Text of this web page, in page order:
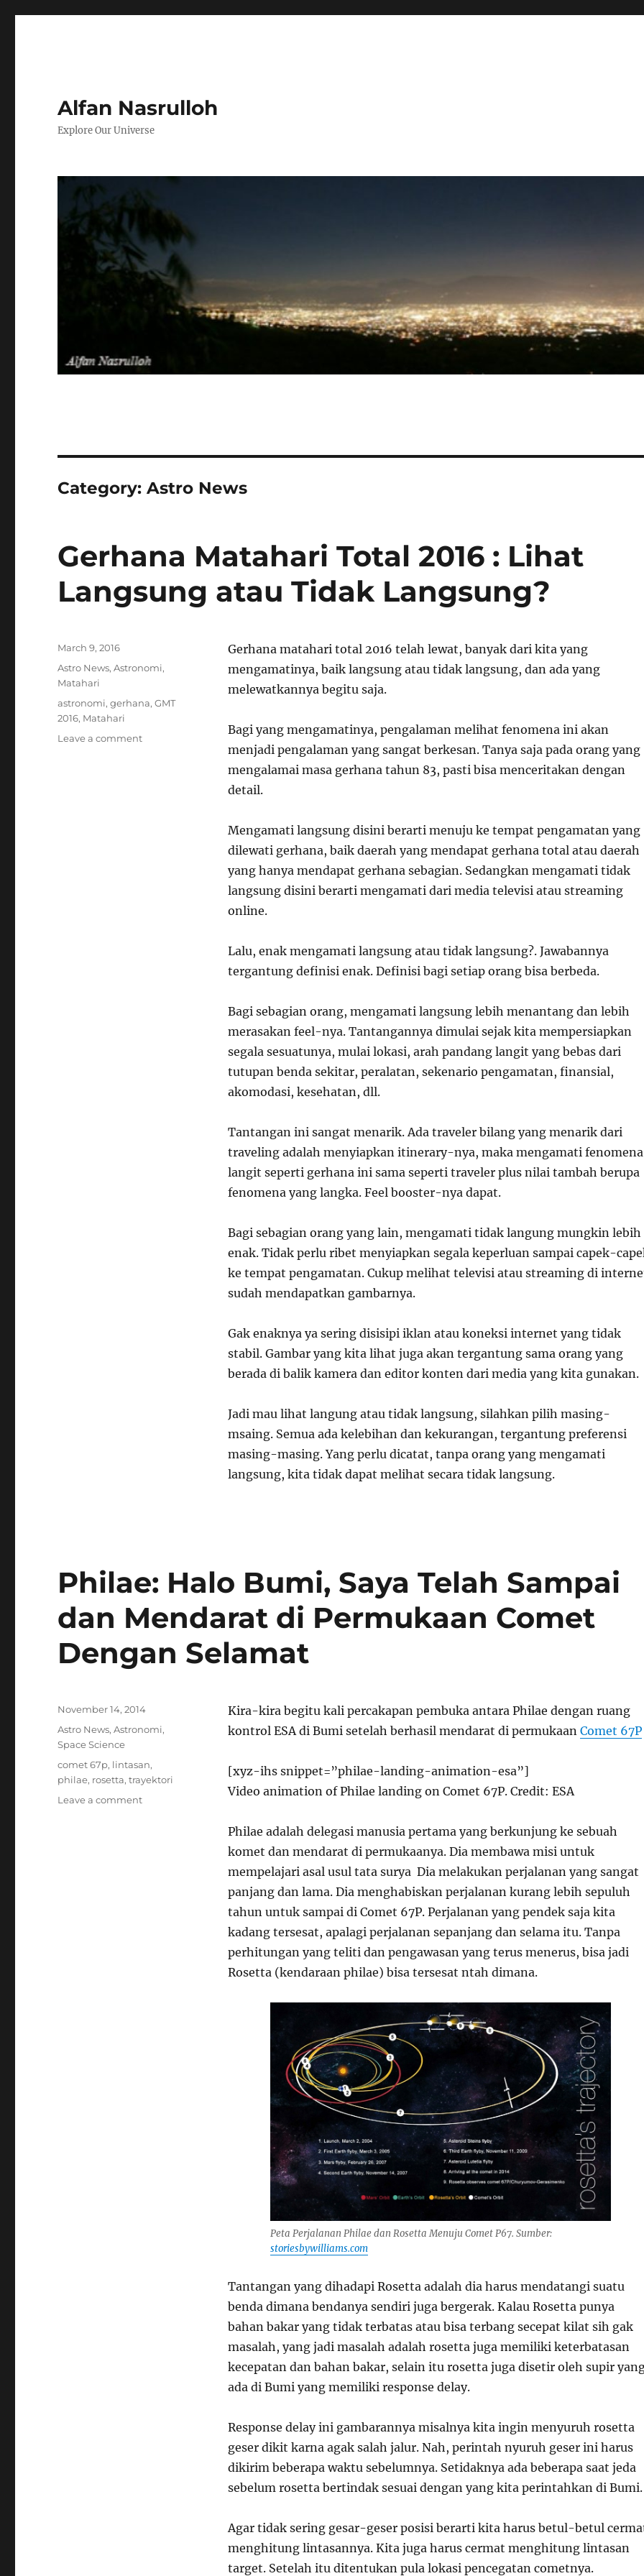
Alfan Nasrulloh
Explore Our Universe
Category:Astro News
Gerhana Matahari Total 2016 : Lihat
Langsung atau Tidak Langsung?
Gerhana matahari total 2016 telah lewat, banyak dari kita yang
mengamatinya, baik langsung atau tidak langsung, dan ada yang
melewatkannya begitu saja.
Bagi yang mengamatinya, pengalaman melihat fenomena ini akan
menjadi pengalaman yang sangat berkesan. Tanya saja pada orang yang
mengalamai masa gerhana tahun 83, pasti bisa menceritakan dengan
detail.
Mengamati langsung disini berarti menuju ke tempat pengamatan yang
dilewati gerhana, baik daerah yang mendapat gerhana total atau daerah
yang hanya mendapat gerhana sebagian. Sedangkan mengamati tidak
langsung disini berarti mengamati dari media televisi atau streaming
online.
Lalu, enak mengamati langsung atau tidak langsung?. Jawabannya
tergantung definisi enak. Definisi bagi setiap orang bisa berbeda.
Bagi sebagian orang, mengamati langsung lebih menantang dan lebih
merasakan feel-nya. Tantangannya dimulai sejak kita mempersiapkan
segala sesuatunya, mulai lokasi, arah pandang langit yang bebas dari
tutupan benda sekitar, peralatan, sekenario pengamatan, finansial,
akomodasi, kesehatan, dll.
Tantangan ini sangat menarik. Ada traveler bilang yang menarik dari
traveling adalah menyiapkan itinerary-nya, maka mengamati fenomena
langit seperti gerhana ini sama seperti traveler plus nilai tambah berupa
fenomena yang langka. Feel booster-nya dapat.
Bagi sebagian orang yang lain, mengamati tidak langung mungkin lebih
enak. Tidak perlu ribet menyiapkan segala keperluan sampai capek-
ke tempat pengamatan. Cukup melihat televisi atau streaming di
sudah mendapatkan gambarnya.
Gak enaknya ya sering disisipi iklan atau koneksi internet yang tidak
stabil. Gambar yang kita lihat juga akan tergantung sama orang yang
berada di balik kamera dan editor konten dari media yang kita gunakan.
Jadi mau lihat langung atau tidak langsung, silahkan pilih masing-
msaing. Semua ada kelebihan dan kekurangan, tergantung preferensi
masing-masing. Yang perlu dicatat, tanpa orang yang mengamati
langsung, kita tidak dapat melihat secara tidak langsung.
Posted
March 9, 2016
Categories
Astro News,Astronomi,
Matahari
Tags
astronomi,gerhana,GMT
2016, Matahari
Leave a commenton
Philae: Halo Bumi, Saya Telah Sampai
dan Mendarat di Permukaan Comet
Dengan Selamat
Kira-kira begitu kali percakapan pembuka antara Philae dengan ruang
kontrol ESA di Bumi setelah berhasil mendarat di permukaan Comet 67P
[xyz-ihs snippet=”philae-landing-animation-esa”]
Video animation of Philae landing on Comet 67P. Credit: ESA
Philae adalah delegasi manusia pertama yang berkunjung ke sebuah
komet dan mendarat di permukaanya. Dia membawa misi untuk
mempelajari asal usul tata surya Dia melakukan perjalanan yang sangat
panjang dan lama. Dia menghabiskan perjalanan kurang lebih sepuluh
tahun untuk sampai di Comet 67P. Perjalanan yang pendek saja kita
kadang tersesat, apalagi perjalanan sepanjang dan selama itu. Tanpa
perhitungan yang teliti dan pengawasan yang terus menerus, bisa jadi
Rosetta (kendaraan philae) bisa tersesat ntah dimana.
Peta Perjalanan Philae dan Rosetta Menuju Comet P67. Sumber:
storiesbywilliams.com
Tantangan yang dihadapi Rosetta adalah dia harus mendatangi suatu
benda dimana bendanya sendiri juga bergerak. Kalau Rosetta punya
bahan bakar yang tidak terbatas atau bisa terbang secepat kilat sih gak
masalah, yang jadi masalah adalah rosetta juga memiliki keterbatasan
kecepatan dan bahan bakar, selain itu rosetta juga disetir oleh supir
ada di Bumi yang memiliki response delay.
Response delay ini gambarannya misalnya kita ingin menyuruh rosetta
geser dikit karna agak salah jalur. Nah, perintah nyuruh geser ini harus
dikirim beberapa waktu sebelumnya. Setidaknya ada beberapa saat jeda
sebelum rosetta bertindak sesuai dengan yang kita perintahkan di Bumi.
Agar tidak sering gesar-geser posisi berarti kita harus betul-betul
menghitung lintasannya. Kita juga harus cermat menghitung lintasan
target. Setelah itu ditentukan pula lokasi pencegatan cometnya.
Posted
November 14, 2014
Categories
Astro News,Astronomi,
Space Science
Tags
comet 67p, lintasan,
philae, rosetta,trayektori
Leave a commenton